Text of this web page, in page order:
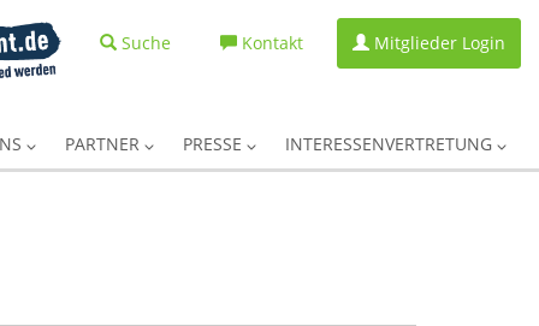
Suche Kontakt Mitglieder Login
PARTNER PRESSE INTERESSENVERTRETUNG